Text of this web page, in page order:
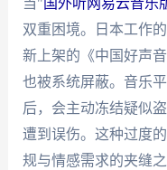
当" 国外听网易云音乐
双重困境。日本工作
新上架的《中国好声
也被系统屏蔽。音乐
后，会主动冻结疑似
遭到误伤。这种过度
规与情感需求的夹缝之